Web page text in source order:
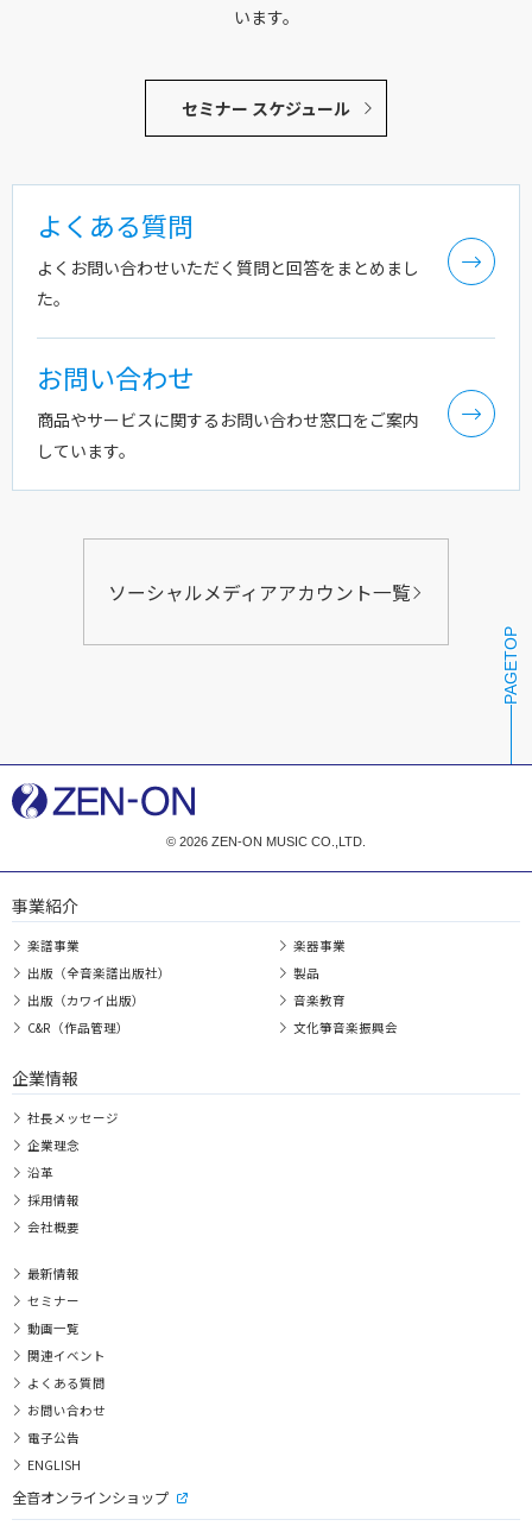
います。
セミナー スケジュール
よくある質問
よくお問い合わせいただく質問と回答をまとめまし
た。
お問い合わせ
商品やサービスに関するお問い合わせ窓口をご案内
しています。
ソーシャルメディアアカウント一覧
PAGETOP
© 2026 ZEN-ON MUSIC CO.,LTD.
事業紹介
楽譜事業
出版（全音楽譜出版社）
出版（カワイ出版）
C&R（作品管理）
楽器事業
製品
音楽教育
文化箏音楽振興会
企業情報
社長メッセージ
企業理念
沿革
採用情報
会社概要
最新情報
セミナー
動画一覧
関連イベント
よくある質問
お問い合わせ
電子公告
ENGLISH
全音オンラインショップ